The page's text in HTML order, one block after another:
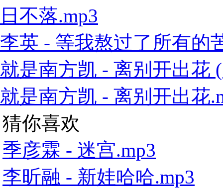
日不落.mp3
李英 - 等我熬过了所有的
就是南方凯 - 离别开出花
就是南方凯 - 离别开出花
猜你喜欢
季彦霖 - 迷宫.mp3
李昕融 - 新娃哈哈.mp3